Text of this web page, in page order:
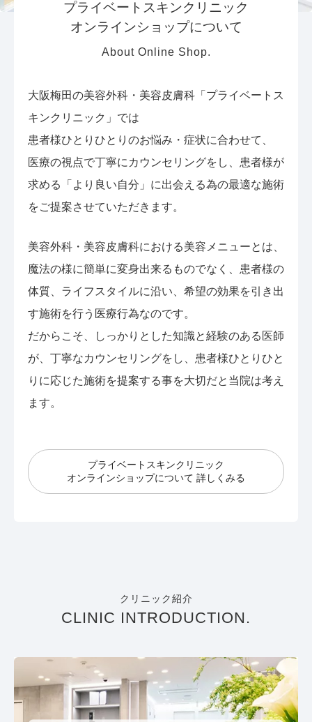
プライベートスキンクリニック
オンラインショップについて
About Online Shop.
大阪梅田の美容外科・美容皮膚科「プライベートス
キンクリニック」では
患者様ひとりひとりのお悩み・症状に合わせて、
医療の視点で丁寧にカウンセリングをし、患者様が
求める「より良い自分」に出会える為の最適な施術
をご提案させていただきます。
美容外科・美容皮膚科における美容メニューとは、
魔法の様に簡単に変身出来るものでなく、患者様の
体質、ライフスタイルに沿い、希望の効果を引き出
す施術を行う医療行為なのです。
だからこそ、しっかりとした知識と経験のある医師
が、丁寧なカウンセリングをし、患者様ひとりひと
りに応じた施術を提案する事を大切だと当院は考え
ます。
プライベートスキンクリニック
オンラインショップについて 詳しくみる
クリニック紹介
CLINIC INTRODUCTION.